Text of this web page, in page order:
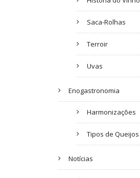
Saca-Rolhas
Terroir
Uvas
Enogastronomia
Harmonizações
Tipos de Queijos
Notícias